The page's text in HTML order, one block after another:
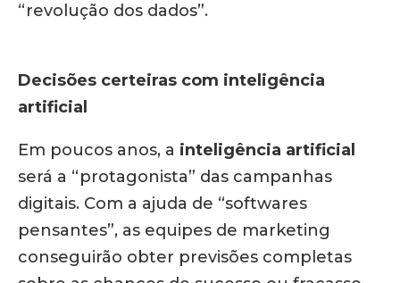
“revolução dos dados”.
Decisões certeiras com inteligência
artificial
Em poucos anos, a inteligência artificial
será a “protagonista” das campanhas
digitais. Com a ajuda de “softwares
pensantes”, as equipes de marketing
conseguirão obter previsões completas